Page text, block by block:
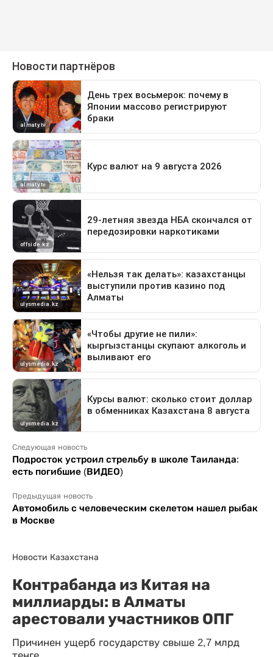
Следующая новость
Подросток устроил стрельбу в школе Таиланда:
есть погибшие (ВИДЕО)
Предыдущая новость
Автомобиль с человеческим скелетом нашел рыбак
в Москве
Новости Казахстана
Контрабанда из Китая на
миллиарды: в Алматы
арестовали участников ОПГ
Причинен ущерб государству свыше 2,7 млрд